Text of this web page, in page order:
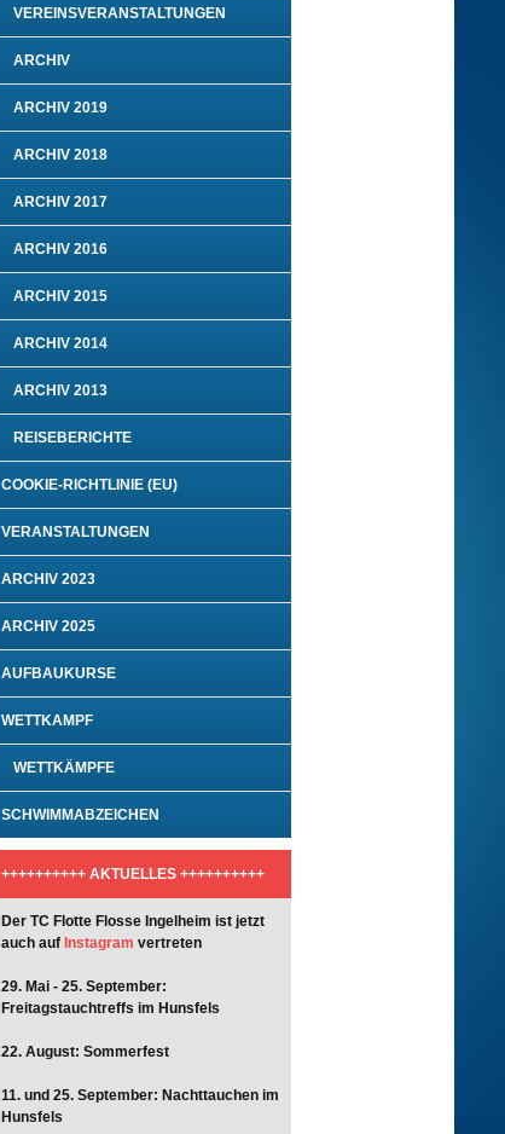
VEREINSVERANSTALTUNGEN
ARCHIV
ARCHIV 2019
ARCHIV 2018
ARCHIV 2017
ARCHIV 2016
ARCHIV 2015
ARCHIV 2014
ARCHIV 2013
REISEBERICHTE
COOKIE-RICHTLINIE (EU)
VERANSTALTUNGEN
ARCHIV 2023
ARCHIV 2025
AUFBAUKURSE
WETTKAMPF
WETTKÄMPFE
SCHWIMMABZEICHEN
++++++++++ AKTUELLES ++++++++++
Der TC Flotte Flosse Ingelheim ist jetzt
auch auf Instagram vertreten
29. Mai - 25. September:
Freitagstauchtreffs im Hunsfels
22. August: Sommerfest
11. und 25. September: Nachttauchen im
Hunsfels